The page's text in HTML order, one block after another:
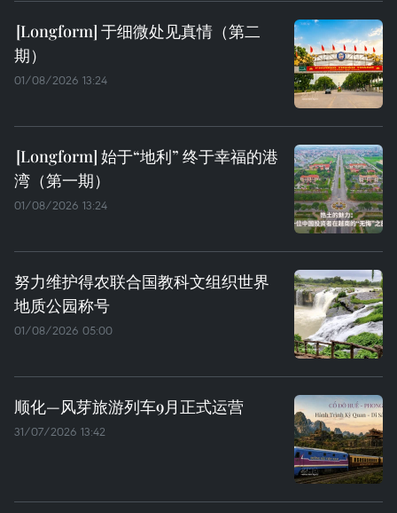
于细微处见真情（第二
期）
01/08/2026 13:24
始于“地利” 终于幸福的港
湾（第一期）
01/08/2026 13:24
努力维护得农联合国教科文组织世界
地质公园称号
01/08/2026 05:00
顺化—风芽旅游列车9月正式运营
31/07/2026 13:42